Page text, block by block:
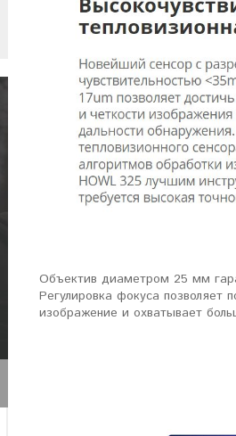
Объектив диаметром 25 мм
Регулировка фокуса позволяет
изображение и охватывает